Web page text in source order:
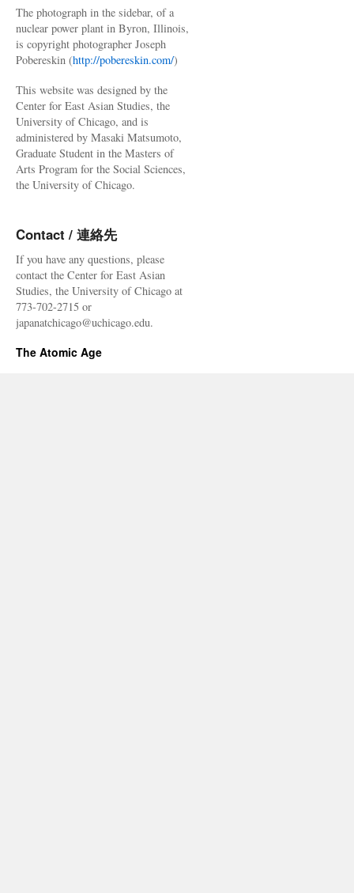
The photograph in the sidebar, of a
nuclear power plant in Byron, Illinois,
is copyright photographer Joseph
Pobereskin (http://pobereskin.com/)
This website was designed by the
Center for East Asian Studies, the
University of Chicago, and is
administered by Masaki Matsumoto,
Graduate Student in the Masters of
Arts Program for the Social Sciences,
the University of Chicago.
Contact / 連絡先
If you have any questions, please
contact the Center for East Asian
Studies, the University of Chicago at
773-702-2715 or
japanatchicago@uchicago.edu.
The Atomic Age